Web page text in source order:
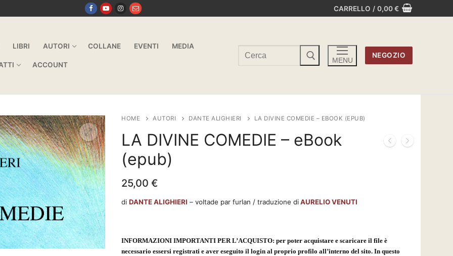
CARRELLO / 0,00€
LIBRI AUTORI COLLANE EVENTI MEDIA
ACCOUNT
Cerca:
MENU
NEGOZIO
HOME AUTORI DANTE ALIGHIERI LA DIVINE COMEDIE – EBOOK (EPUB)
LA DIVINE COMEDIE – eBook
(epub)
25,00 €
di DANTE ALIGHIERI – voltade par furlan / traduzione diAURELIO VENUTI
INFORMAZIONI IMPORTANTI PER L’ACQUISTO: per poter acquistare e scaricare il file è
necessario essersi registrati e aver eseguito il login al proprio profilo all’interno del sito. In questo